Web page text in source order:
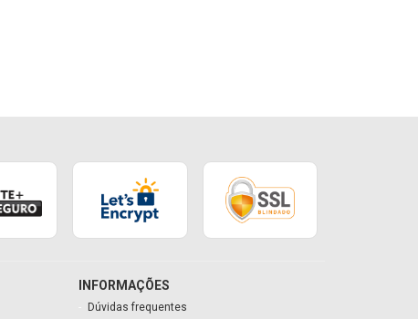
INFORMAÇÕES
Dúvidas frequentes